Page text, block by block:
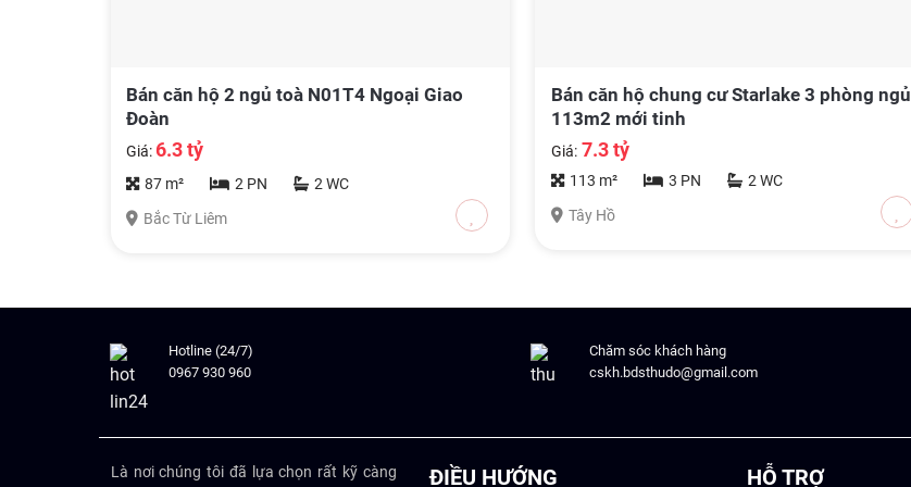
Bán căn hộ 2 ngủ toà N01T4 Ngoại Giao
Đoàn
Giá:6.3 tỷ
87 m² 2 PN 2 WC
Bắc Từ Liêm
Bán căn hộ chung cư Starlake 3 phòng ngủ
113m2 mới tinh
Giá:7.3 tỷ
113 m² 3 PN 2 WC
Tây Hồ
Hotline (24/7)
0967 930 960
Chăm sóc khách hàng
cskh.bdsthudo@gmail.com
Là nơi chúng tôi đã lựa chọn rất kỹ càng
ĐIỀU HƯỚNG HỖ TRỢ